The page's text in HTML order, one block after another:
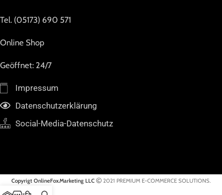
Tel. (05173) 690 571
Online Shop
Geöffnet: 24/7
Impressum
Datenschutzerklärung
Social-Media-Datenschutz
Copyrigt OnlineFox.Marketing LLC 2021 PREMIUM E-COMMERCE SOLUTIONS.